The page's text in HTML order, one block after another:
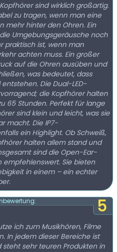
sind wirklich großartig.
zu tragen, wenn man eine
mehr hinter den Ohren. Ein
Umgebungsgeräusche noch
praktisch ist, wenn man
achten muss. Ein großer
auf die Ohren ausüben und
was bedeutet, dass
Die Dual-LED-
die Kopfhörer halten
65 Stunden. Perfekt für lange
sind klein und leicht, was sie
macht. Die IP7-
ein Highlight. Ob Schweiß,
halten allem stand und
sind die Open-Ear-
Sie bieten
in einem – ein echter
5
ich zum Musikhören, Filme
In jedem dieser Bereiche ist
steht sehr teuren Produkten in